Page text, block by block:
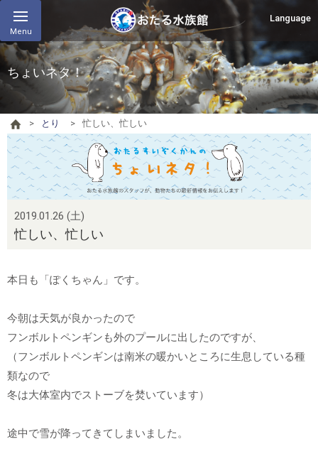
Menu
Language
ちょいネタ！
とり 忙しい、忙しい
2019.01.26 (土)
忙しい、忙しい
本日も「ぽくちゃん」です。
今朝は天気が良かったので
フンボルトペンギンも外のプールに出したのですが、
（フンボルトペンギンは南米の暖かいところに生息している種
類なので
冬は大体室内でストーブを焚いています）
途中で雪が降ってきてしまいました。